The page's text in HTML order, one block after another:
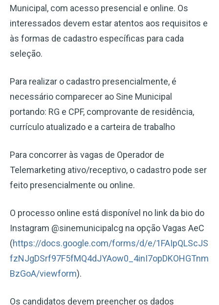
Municipal, com acesso presencial e online. Os
interessados devem estar atentos aos requisitos e
às formas de cadastro específicas para cada
seleção.
Para realizar o cadastro presencialmente, é
necessário comparecer ao Sine Municipal
portando: RG e CPF, comprovante de residência,
currículo atualizado e a carteira de trabalho
Para concorrer às vagas de Operador de
Telemarketing ativo/receptivo, o cadastro pode ser
feito presencialmente ou online.
O processo online está disponível no link da bio do
Instagram @sinemunicipalcg na opção Vagas AeC
(https://docs.google.com/forms/d/e/1FAIpQLScJS
fzNJgDSrf97F5fMQ4dJYAow0_4inI7opDKOHGTnm
BzGoA/viewform).
Os candidatos devem preencher os dados